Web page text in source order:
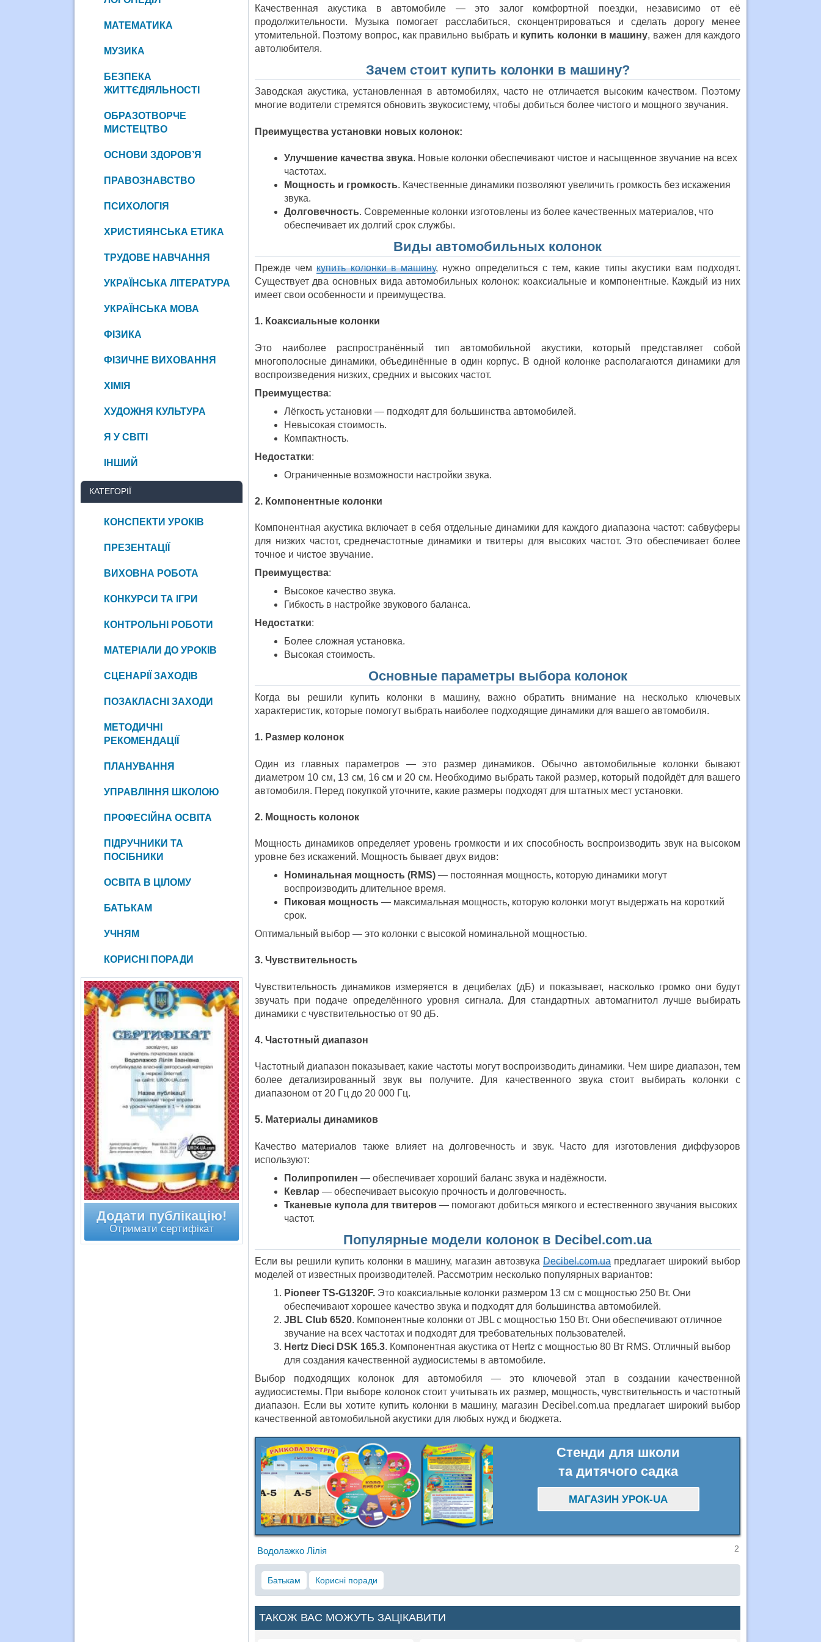
Качественная акустика в автомобиле — это залог комфортной поездки, независимо от её
продолжительности. Музыка помогает расслабиться, сконцентрироваться и сделать дорогу менее
утомительной. Поэтому вопрос, как правильно выбрать и купить колонки в машину, важен для каждого
автолюбителя.
Зачем стоит купить колонки в машину?
Заводская акустика, установленная в автомобилях, часто не отличается высоким качеством. Поэтому
многие водители стремятся обновить звукосистему, чтобы добиться более чистого и мощного звучания.
Преимущества установки новых колонок:
Улучшение качества звука. Новые колонки обеспечивают чистое и насыщенное звучание на всех
частотах.
Мощность и громкость. Качественные динамики позволяют увеличить громкость без искажения
звука.
Долговечность. Современные колонки изготовлены из более качественных материалов, что
обеспечивает их долгий срок службы.
Виды автомобильных колонок
Прежде чемкупить колонки в машину, нужно определиться с тем, какие типы акустики вам подходят.
Существует два основных вида автомобильных колонок: коаксиальные и компонентные. Каждый из них
имеет свои особенности и преимущества.
1. Коаксиальные колонки
Это наиболее распространённый тип автомобильной акустики, который представляет собой
многополосные динамики, объединённые в один корпус. В одной колонке располагаются динамики для
воспроизведения низких, средних и высоких частот.
Преимущества:
Лёгкость установки — подходят для большинства автомобилей.
Невысокая стоимость.
Компактность.
Недостатки:
Ограниченные возможности настройки звука.
2. Компонентные колонки
Компонентная акустика включает в себя отдельные динамики для каждого диапазона частот: сабвуферы
для низких частот, среднечастотные динамики и твитеры для высоких частот. Это обеспечивает более
точное и чистое звучание.
Преимущества:
Высокое качество звука.
Гибкость в настройке звукового баланса.
Недостатки:
Более сложная установка.
Высокая стоимость.
Основные параметры выбора колонок
Когда вы решили купить колонки в машину, важно обратить внимание на несколько ключевых
характеристик, которые помогут выбрать наиболее подходящие динамики для вашего автомобиля.
1. Размер колонок
Один из главных параметров — это размер динамиков. Обычно автомобильные колонки бывают
диаметром 10 см, 13 см, 16 см и 20 см. Необходимо выбрать такой размер, который подойдёт для вашего
автомобиля. Перед покупкой уточните, какие размеры подходят для штатных мест установки.
2. Мощность колонок
Мощность динамиков определяет уровень громкости и их способность воспроизводить звук на высоком
уровне без искажений. Мощность бывает двух видов:
Номинальная мощность (RMS)— постоянная мощность, которую динамики могут
воспроизводить длительное время.
Пиковая мощность — максимальная мощность, которую колонки могут выдержать на короткий
срок.
Оптимальный выбор — это колонки с высокой номинальной мощностью.
3. Чувствительность
Чувствительность динамиков измеряется в децибелах (дБ) и показывает, насколько громко они будут
звучать при подаче определённого уровня сигнала. Для стандартных автомагнитол лучше выбирать
динамики с чувствительностью от 90 дБ.
4. Частотный диапазон
Частотный диапазон показывает, какие частоты могут воспроизводить динамики. Чем шире диапазон, тем
более детализированный звук вы получите. Для качественного звука стоит выбирать колонки с
диапазоном от 20 Гц до 20 000 Гц.
5. Материалы динамиков
Качество материалов также влияет на долговечность и звук. Часто для изготовления диффузоров
используют:
Полипропилен — обеспечивает хороший баланс звука и надёжности.
Кевлар — обеспечивает высокую прочность и долговечность.
Тканевые купола для твитеров— помогают добиться мягкого и естественного звучания высоких
частот.
Популярные модели колонок в Decibel.com.ua
Если вы решили купить колонки в машину, магазин автозвукаDecibel.com.ua предлагает широкий выбор
моделей от известных производителей. Рассмотрим несколько популярных вариантов:
Pioneer TS-G1320F. Это коаксиальные колонки размером 13 см с мощностью 250 Вт. Они
обеспечивают хорошее качество звука и подходят для большинства автомобилей.
JBL Club 6520. Компонентные колонки от JBL с мощностью 150 Вт. Они обеспечивают отличное
звучание на всех частотах и подходят для требовательных пользователей.
Hertz Dieci DSK 165.3. Компонентная акустика от Hertz с мощностью 80 Вт RMS. Отличный выбор
для создания качественной аудиосистемы в автомобиле.
Выбор подходящих колонок для автомобиля — это ключевой этап в создании качественной
аудиосистемы. При выборе колонок стоит учитывать их размер, мощность, чувствительность и частотный
диапазон. Если вы хотите купить колонки в машину, магазин Decibel.com.ua предлагает широкий выбор
качественной автомобильной акустики для любых нужд и бюджета.
Стенди для школи
та дитячого садка
МАГАЗИН УРОК-UA
Водолажко Лілія 2
Батькам Корисні поради
ТАКОЖ ВАС МОЖУТЬ ЗАЦІКАВИТИ
МАТЕМАТИКА
МУЗИКА
БЕЗПЕКА
ЖИТТЄДІЯЛЬНОСТІ
ОБРАЗОТВОРЧЕ
МИСТЕЦТВО
ОСНОВИ ЗДОРОВ’Я
ПРАВОЗНАВСТВО
ПСИХОЛОГІЯ
ХРИСТИЯНСЬКА ЕТИКА
ТРУДОВЕ НАВЧАННЯ
УКРАЇНСЬКА ЛІТЕРАТУРА
УКРАЇНСЬКА МОВА
ФІЗИКА
ФІЗИЧНЕ ВИХОВАННЯ
ХІМІЯ
ХУДОЖНЯ КУЛЬТУРА
Я У СВІТІ
ІНШИЙ
КАТЕГОРІЇ
КОНСПЕКТИ УРОКІВ
ПРЕЗЕНТАЦІЇ
ВИХОВНА РОБОТА
КОНКУРСИ ТА ІГРИ
КОНТРОЛЬНІ РОБОТИ
МАТЕРІАЛИ ДО УРОКІВ
СЦЕНАРІЇ ЗАХОДІВ
ПОЗАКЛАСНІ ЗАХОДИ
МЕТОДИЧНІ
РЕКОМЕНДАЦІЇ
ПЛАНУВАННЯ
УПРАВЛІННЯ ШКОЛОЮ
ПРОФЕСІЙНА ОСВІТА
ПІДРУЧНИКИ ТА
ПОСІБНИКИ
ОСВІТА В ЦІЛОМУ
БАТЬКАМ
УЧНЯМ
КОРИСНІ ПОРАДИ
Додати публікацію!
Отримати сертифікат